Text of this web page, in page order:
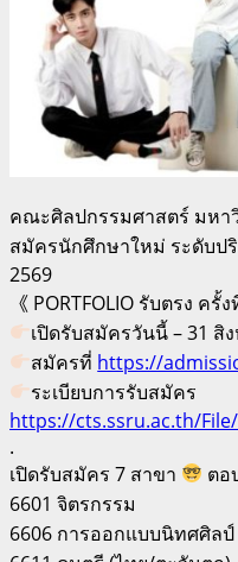
คณะศิลปกรรมศาสตร์ มหา
สมัครนักศึกษาใหม่ ระดับป
2569
《 PORTFOLIO รับตรง ครั้ง
เปิดรับสมัครวันนี้ – 31 สิ
สมัครที่ https://
ระเบียบการรับสมัคร
https://cts.ssru.ac.th/
.
เปิดรับสมัคร 7 สาขา
ตอ
6601 จิตรกรรม
6606 การออกแบบนิทศศิลป์